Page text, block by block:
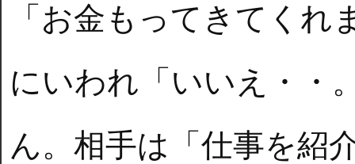
「お金もってきてく
にいわれ「いいえ・・
ん。相手は「仕事を紹